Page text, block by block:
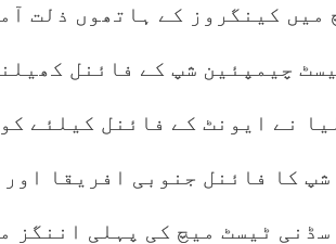
میں کینگروز کے ہاتھوں ذلت
چیمپئین شپ کے فائنل
نے ایونٹ کے فائنل کیلئے
کا فائنل جنوبی افریقا اور
ٹیسٹ میچ کی پہلی اننگز